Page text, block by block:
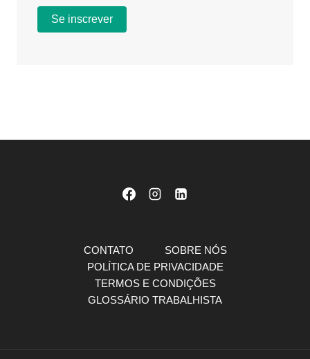
CONTATO
SOBRE NÓS
POLÍTICA DE PRIVACIDADE
TERMOS E CONDIÇÕES
GLOSSÁRIO TRABALHISTA